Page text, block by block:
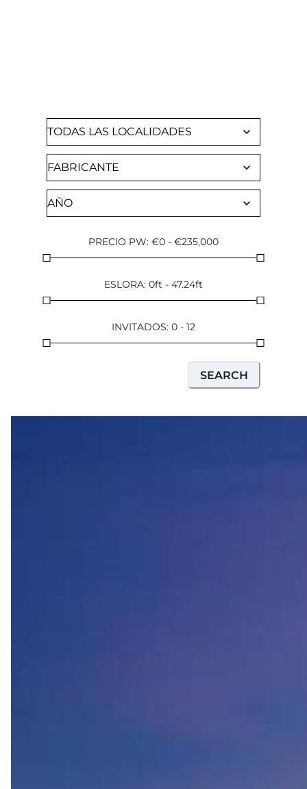
PRECIO PW: €0 - €235,000
ESLORA: 0ft - 47.24ft
INVITADOS: 0 - 12
SEARCH